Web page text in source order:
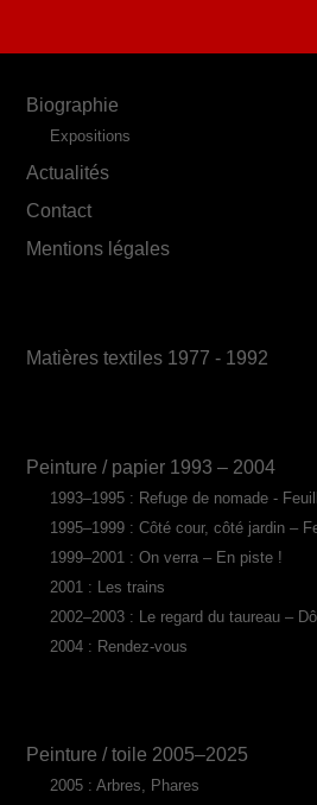
Biographie
Expositions
Actualités
Contact
Mentions légales
Matières textiles 1977 - 1992
Peinture / papier 1993 – 2004
1993–1995 : Refuge de nomade -
1995–1999 : Côté cour, côté jardin –
1999–2001 : On verra – En piste !
2001 : Les trains
2002–2003 : Le regard du taureau –
2004 : Rendez-vous
Peinture / toile 2005–2025
2005 : Arbres, Phares